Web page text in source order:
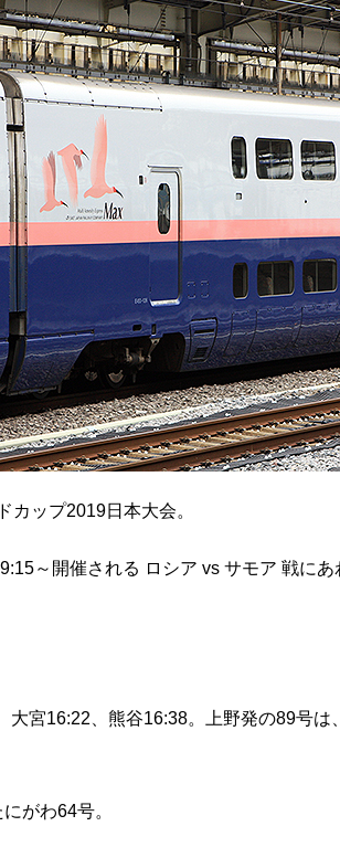
カップ2019日本大会。
～開催される ロシア vs サモア 戦に
大宮16:22、熊谷16:38。上野発の89号は
がわ64号。